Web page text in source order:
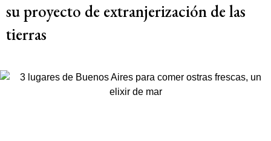
su proyecto de extranjerización de las
tierras